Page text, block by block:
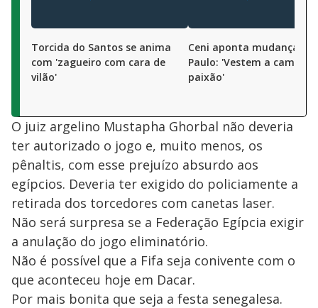
Torcida do Santos se anima
com 'zagueiro com cara de
vilão'
Ceni aponta mudança no
Paulo: 'Vestem a camisa
paixão'
O juiz argelino Mustapha Ghorbal não deveria
ter autorizado o jogo e, muito menos, os
pênaltis, com esse prejuízo absurdo aos
egípcios. Deveria ter exigido do policiamente a
retirada dos torcedores com canetas laser.
Não será surpresa se a Federação Egípcia exigir
a anulação do jogo eliminatório.
Não é possível que a Fifa seja conivente com o
que aconteceu hoje em Dacar.
Por mais bonita que seja a festa senegalesa.